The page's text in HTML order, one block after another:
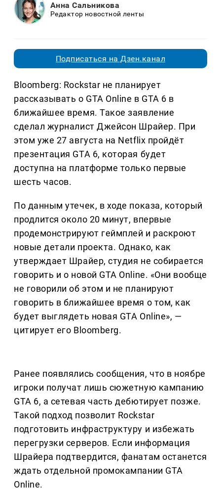
Анна Сальникова
Редактор новостной ленты
Подписаться на Дзен.канал
Bloomberg: Rockstar не планирует
рассказывать о GTA Online в GTA 6 в
ближайшее время. Такое заявление
сделал журналист Джейсон Шрайер. При
этом уже 27 августа на Netflix пройдёт
презентация GTA 6, которая будет
доступна на платформе только первые
шесть часов.
По данным утечек, в ходе показа, который
продлится около 20 минут, впервые
продемонстрируют геймплей и раскроют
новые детали проекта. Однако, как
утверждает Шрайер, студия не собирается
говорить и о новой GTA Online. «Они вообще
не говорили об этом и не планируют
говорить в ближайшее время о том, как
будет выглядеть новая GTA Online», —
цитирует его Bloomberg.
Ранее появлялись сообщения, что в ноябре
игроки получат лишь сюжетную кампанию
GTA 6, а сетевая часть дебютирует позже.
Такой подход позволит Rockstar
подготовить инфраструктуру и избежать
перегрузки серверов. Если информация
Шрайера подтвердится, фанатам останется
ждать отдельной промокампании GTA
Online.